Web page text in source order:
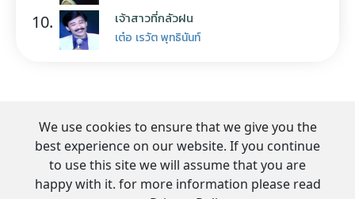
10. เจ้าสาวที่กลัวฝน
เต๋อ เรวัต พุทธินันท์
We use cookies to ensure that we give you the
best experience on our website. If you continue
to use this site we will assume that you are
happy with it. for more information please read